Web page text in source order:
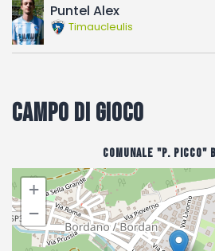
Puntel Alex
Timaucleulis
Campo di gioco
Comunale "P. Picco"
+
−